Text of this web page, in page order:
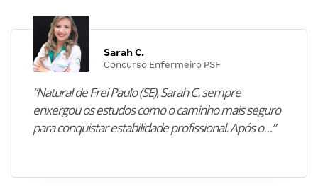
Sarah C.
Concurso Enfermeiro PSF
“Natural de Frei Paulo (SE), Sarah C. sempre
enxergou os estudos como o caminho mais seguro
para conquistar estabilidade profissional. Após o…”